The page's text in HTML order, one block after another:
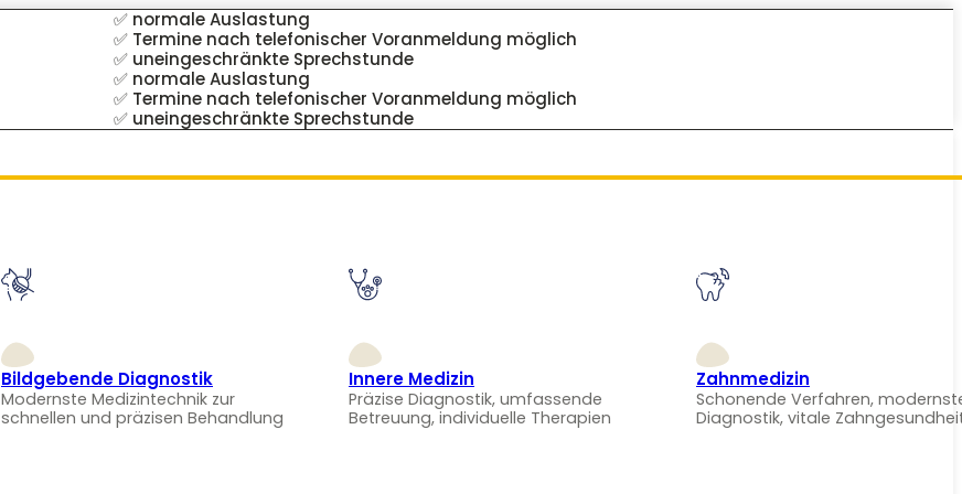
✅ normale Auslastung
✅ Termine nach telefonischer Voranmeldung möglich
✅ uneingeschränkte Sprechstunde
✅ normale Auslastung
✅ Termine nach telefonischer Voranmeldung möglich
✅ uneingeschränkte Sprechstunde
Bildgebende Diagnostik
Modernste Medizintechnik zur
schnellen und präzisen Behandlung
Innere Medizin
Präzise Diagnostik, umfassende
Betreuung, individuelle Therapien
Zahnmedizin
Schonende Verfahren,
Diagnostik, vitale